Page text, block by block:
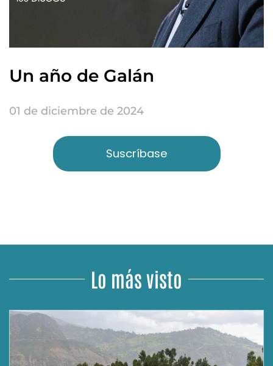
Un año de Galán
01 de diciembre de 2024
Suscríbase
Lo más visto